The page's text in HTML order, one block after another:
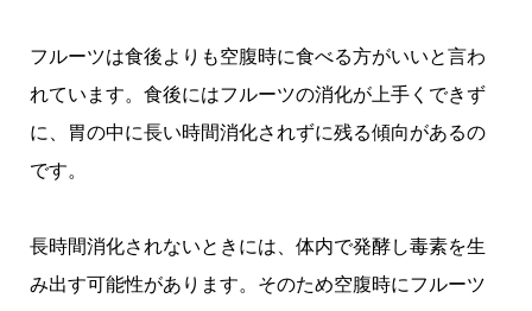
フルーツは食後よりも空腹時に食べる方がいいと言わ
れています。食後にはフルーツの消化が上手くできず
に、胃の中に長い時間消化されずに残る傾向があるの
です。
長時間消化されないときには、体内で発酵し毒素を生
み出す可能性があります。そのため空腹時にフルーツ